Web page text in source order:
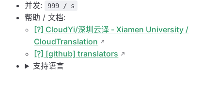
并发:
999 / s
帮助 / 文档:
[?] CloudYi/深圳云译 - Xiamen University /
CloudTranslation
[?] [github] translators
支持语言